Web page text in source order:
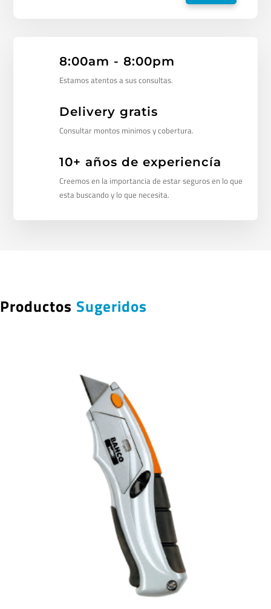
8:00am - 8:00pm
Estamos atentos a sus consultas.
Delivery gratis
Consultar montos minimos y cobertura.
10+ años de experiencía
Creemos en la importancia de estar seguros en lo que
esta buscando y lo que necesita.
Productos Sugeridos